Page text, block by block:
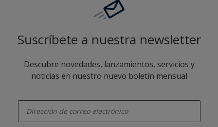
Suscríbete a nuestra newsletter
Descubre novedades, lanzamientos, servicios y
noticias en nuestro nuevo boletín mensual